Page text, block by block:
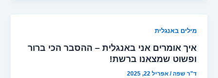
מילים באנגלית
איך אומרים אני באנגלית – ההסבר הכי ברור
ופשוט שמצאנו ברשת!
ד"ר שפה/אפריל 22, 2025